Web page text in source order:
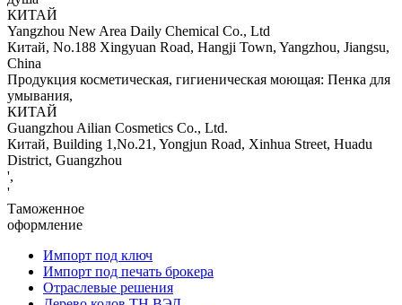
КИТАЙ
Yangzhou New Area Daily Chemical Co., Ltd
Китай, No.188 Xingyuan Road, Hangji Town, Yangzhou, Jiangsu,
China
Продукция косметическая, гигиеническая моющая: Пенка для
умывания,
КИТАЙ
Guangzhou Ailian Cosmetics Co., Ltd.
Китай, Building 1,No.21, Yongjun Road, Xinhua Street, Huadu
District, Guangzhou
',
'
Таможенное
оформление
Импорт под ключ
Импорт под печать брокера
Отраслевые решения